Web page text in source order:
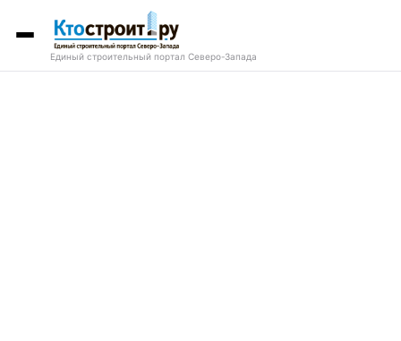
Единый строительный портал Северо-Запада